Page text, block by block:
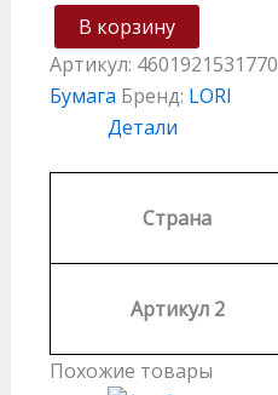
В корзину
Артикул: 4601921531770
Бумага Бренд: LORI
Детали
Страна
Артикул 2
Похожие товары